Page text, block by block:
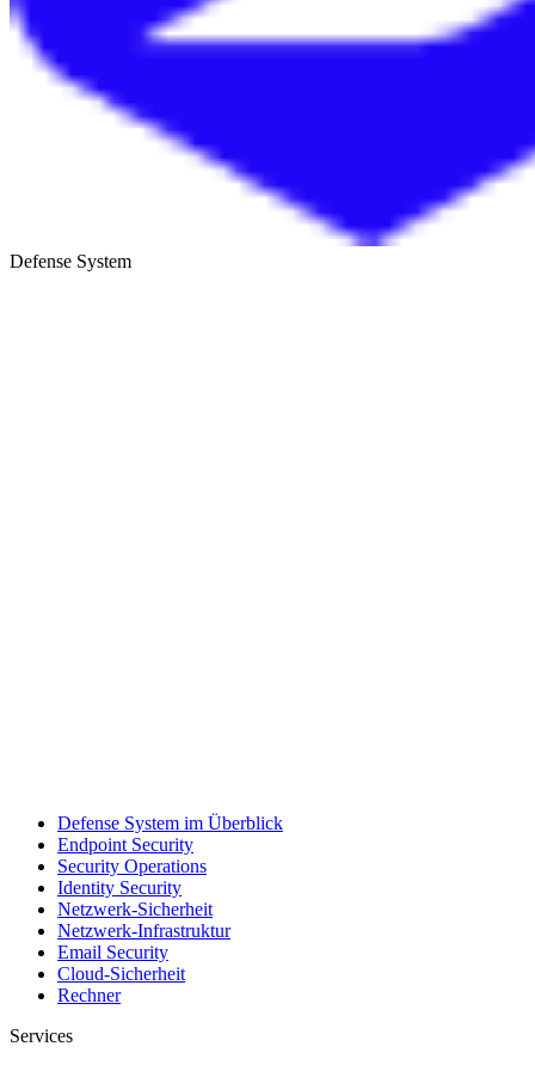
Defense System
Defense System im Überblick
Endpoint Security
Security Operations
Identity Security
Netzwerk-Sicherheit
Netzwerk-Infrastruktur
Email Security
Cloud-Sicherheit
Rechner
Services